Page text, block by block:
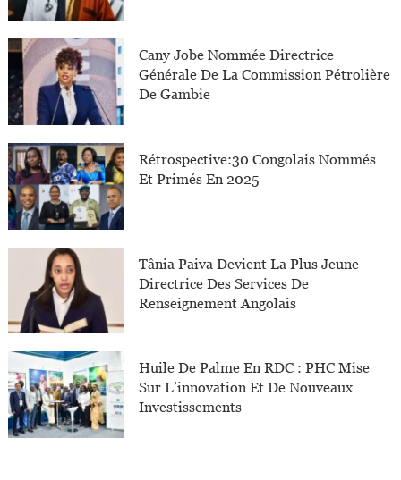
Cany Jobe Nommée Directrice
Générale De La Commission Pétrolière
De Gambie
Rétrospective:30 Congolais Nommés
Et Primés En 2025
Tânia Paiva Devient La Plus Jeune
Directrice Des Services De
Renseignement Angolais
Huile De Palme En RDC : PHC Mise
Sur L’innovation Et De Nouveaux
Investissements